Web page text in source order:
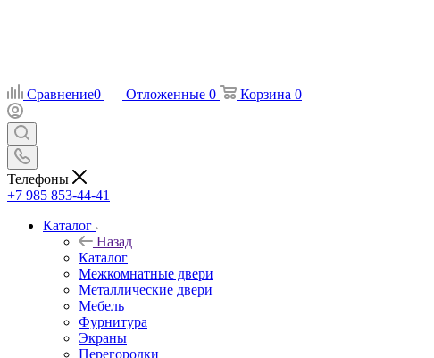
Сравнение0 Отложенные 0 Корзина 0
Телефоны
+7 985 853-44-41
Каталог
Назад
Каталог
Межкомнатные двери
Металлические двери
Мебель
Фурнитура
Экраны
Перегородки